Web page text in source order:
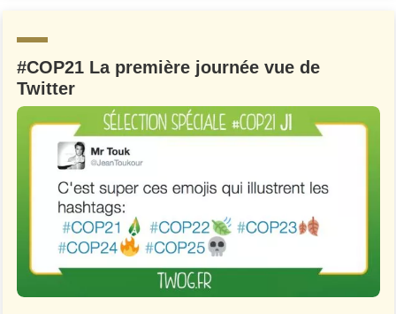
#COP21 La première journée vue de
Twitter